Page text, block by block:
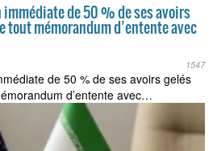
immédiate de 50 % de ses avoirs
tout mémorandum d’entente avec
1547
de 50 % de ses avoirs gelés
d’entente avec…